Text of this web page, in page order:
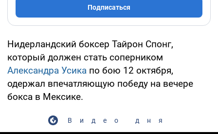
Подписаться
Нидерландский боксер Тайрон Спонг,
который должен стать соперником
Александра Усика по бою 12 октября,
одержал впечатляющую победу на вечере
бокса в Мексике.
Видео дня